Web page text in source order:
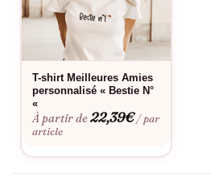
tous, créant ainsi un souvenir
T-shirt Meilleures Amies
personnalisé « Bestie N°
«
À partir de22,39€ / par
article